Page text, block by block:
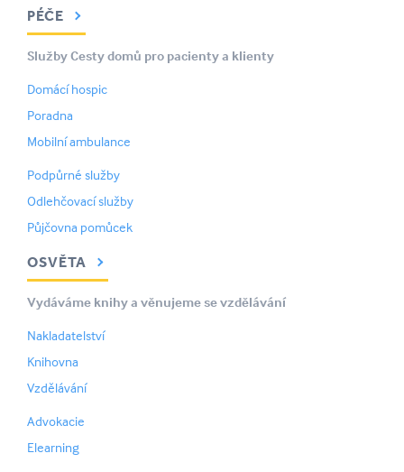
PÉČE
Služby Cesty domů pro pacienty a klienty
Domácí hospic
Poradna
Mobilní ambulance
Podpůrné služby
Odlehčovací služby
Půjčovna pomůcek
OSVĚTA
Vydáváme knihy a věnujeme se vzdělávání
Nakladatelství
Knihovna
Vzdělávání
Advokacie
Elearning